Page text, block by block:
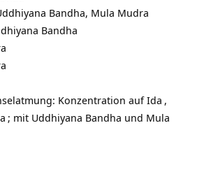
Bandha, Mula Mudra
Bandha
Konzentration aufIda ,
; mit Uddhiyana Bandha und Mula